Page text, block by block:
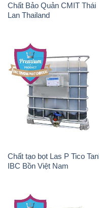
Chất Bảo Quản CMIT Thái
Lan Thailand
Chất tạo bọt Las P Tico
IBC Bồn Việt Nam